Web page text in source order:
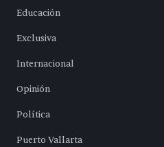
Educación
Exclusiva
Internacional
Opinión
Política
Puerto Vallarta